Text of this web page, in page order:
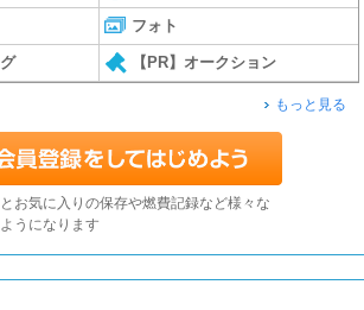
フォト
【PR】オークション
もっと見る
お気に入りの保存や燃費記録など様々な
うになります